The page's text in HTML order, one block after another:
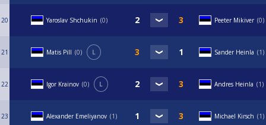
20 Yaroslav Shchukin 0 Peeter Mikiver 0
21 Matis Pill 0 L Sander Heinla 1
22 Igor Krainov 0 L Andres Heinla 1
23 Alexander Emeliyanov 1 Michael Kirsch 1